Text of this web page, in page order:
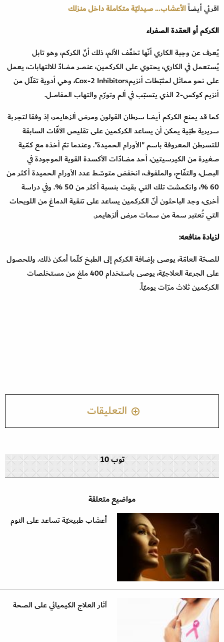
اقرئي أيضاًالأعشاب... صيدليّة متكاملة داخل منزلك
الكركم أو العقدة الصفراء
يُعرف عن وجبة الكاري أنّها تخفّف الألم، ذلك أنّ الكركم، وهو تابل
يُستعمل في الكاري، يحتوي على الكركمين، عنصر مضادّ للالتهابات، يعمل
على نحو مماثل لمثبّطات أنزيمCox-2 Inhibitors، وهي أدوية تقلّل من
أنزيم كوكس-2 الذي يتسبّب في ألم وتورّم والتهاب المفاصل.
كما قد يمنع الكركم أيضاً سرطان القولون ومرض ألزهايمر، إذ وفقاً لتجربة
سريرية طبّية يمكن أن يساعد الكركمين على تقليص الآفّات السابقة
للتسرطن المعروفة باسم "الأورام الحميدة". وعندما تمّ أخذه مع كمّية
صغيرة من الكيرسيتين، أحد مضادّات الأكسدة القوية الموجودة في
البصل، والتفّاح، والملفوف، انخفض متوسّط عدد الأورام الحميدة أكثر من
60 %، وانكمشت تلك التي بقيت بنسبة أكثر من 50 %. وفي دراسة
أخرى، وجد الباحثون أنّ الكركمين يساعد على تنقية الدماغ من اللويحات
التي تُعتبر سمة من سمات مرض ألزهايمر.
لزيادة منافعه:
للصحّة العامّة، يوصى بإضافة الكركم إلى الطبخ كلّما أمكن ذلك. وللحصول
على الجرعة العلاجيّة، يوصى باستخدام 400 ملغ من مستخلصات
الكركمين ثلاث مرّات يوميّاً.
التعليقات
توب 10
مواضيع متعلقة
أعشاب طبيعيّة تساعد على النوم
آثار العلاج الكيميائي على الصحة